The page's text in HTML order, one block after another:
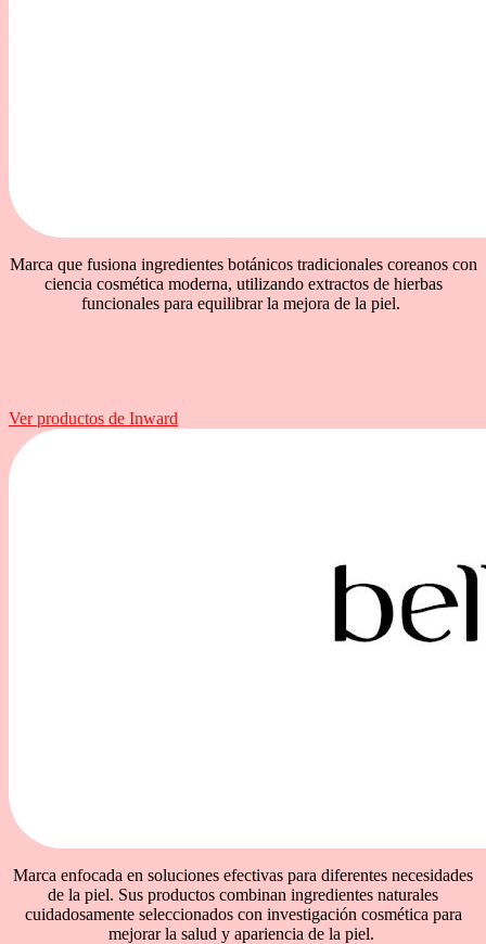
Marca que fusiona ingredientes botánicos tradicionales coreanos con
ciencia cosmética moderna, utilizando extractos de hierbas
funcionales para equilibrar la mejora de la piel.
Ver productos de Inward
Marca enfocada en soluciones efectivas para diferentes necesidades
de la piel. Sus productos combinan ingredientes naturales
cuidadosamente seleccionados con investigación cosmética para
mejorar la salud y apariencia de la piel.